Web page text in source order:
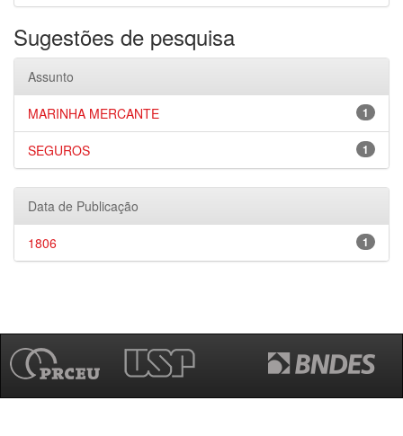
Sugestões de pesquisa
Assunto
1
MARINHA MERCANTE
1
SEGUROS
Data de Publicação
1
1806